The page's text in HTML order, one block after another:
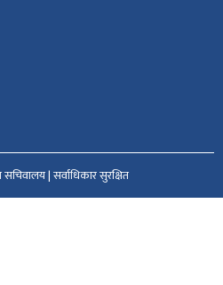
| सर्वाधिकार सुरक्षित